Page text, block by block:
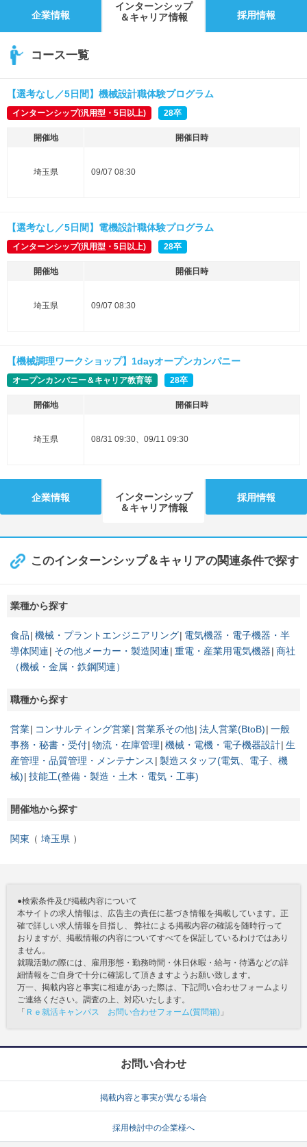
企業情報
インターンシップ
＆キャリア情報
採用情報
コース一覧
【選考なし／5日間】機械設計職体験プログラム
インターンシップ(汎用型・5日以上) 28卒
開催地 開催日時
埼玉県 09/07 08:30
【選考なし／5日間】電機設計職体験プログラム
インターンシップ(汎用型・5日以上) 28卒
開催地 開催日時
埼玉県 09/07 08:30
【機械調理ワークショップ】1dayオープンカンパニー
オープンカンパニー＆キャリア教育等 28卒
開催地 開催日時
埼玉県 08/31 09:30、09/11 09:30
企業情報
インターンシップ
＆キャリア情報
採用情報
このインターンシップ＆キャリアの関連条件で探す
業種から探す
食品 機械・プラントエンジニアリング 電気機器・電子機器・半
導体関連
その他メーカー・製造関連 重電・産業用電気機器 商社
（機械・金属・鉄鋼関連）
職種から探す
営業 コンサルティング営業 営業系その他 法人営業(BtoB) 一般
事務・秘書・受付 物流・在庫管理 機械・電機・電子機器設計 生
産管理・品質管理・メンテナンス
製造スタッフ(電気、電子、機
械) 技能工(整備・製造・土木・電気・工事)
開催地から探す
関東 埼玉県
●検索条件及び掲載内容について
本サイトの求人情報は、広告主の責任に基づき情報を掲載しています。正
確で詳しい求人情報を目指し、 弊社による掲載内容の確認を随時行って
おりますが、掲載情報の内容についてすべてを保証しているわけではあり
ません。
就職活動の際には、雇用形態・勤務時間・休日休暇・給与・待遇などの詳
細情報をご自身で十分に確認して頂きますようお願い致します。
万一、掲載内容と事実に相違があった際は、下記問い合わせフォームより
ご連絡ください。調査の上、対応いたします。
「 Ｒｅ就活キャンパス お問い合わせフォーム(質問箱) 」
お問い合わせ
掲載内容と事実が異なる場合
採用検討中の企業様へ